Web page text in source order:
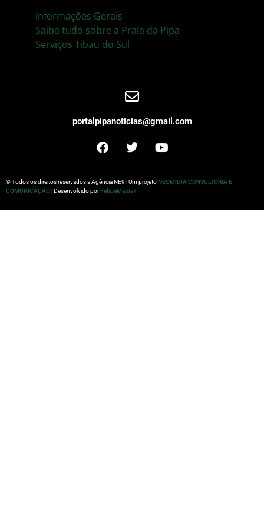
Informações Gerais
Saiba tudo sobre a Praia da Pipa
Serviços Tibau do Sul
portalpipanoticias@gmail.com
© Todos os direitos reservados a Agência NE9 | Um projeto NEOMIDIA CONSULTORIA E
COMUNICAÇÃO
| Desenvolvido por FelipeMatos7